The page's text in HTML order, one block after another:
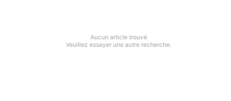
Aucun article trouvé
Veuillez essayer une autre recherche.